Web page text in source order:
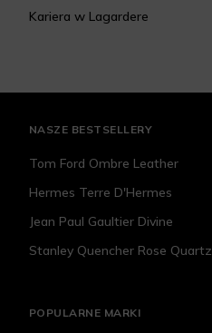
Kariera w Lagardere
NASZE BESTSELLERY
Tom Ford Ombre Leather
Hermes Terre D'Hermes
Jean Paul Gaultier Divine
Stanley Quencher Rose Quartz
POPULARNE MARKI